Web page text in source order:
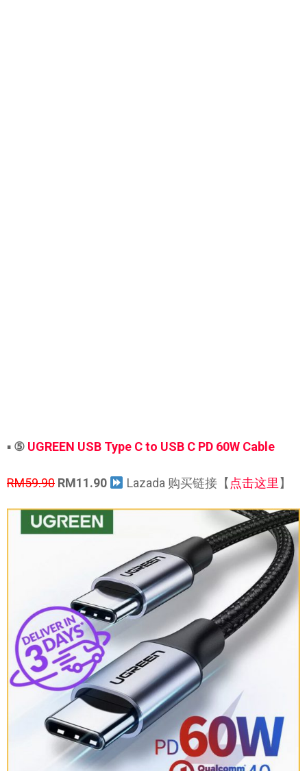
▪ ⑤ UGREEN USB Type C to USB C PD 60W Cable
RM59.90 RM11.90 Lazada 购买链接【 点击这里 】